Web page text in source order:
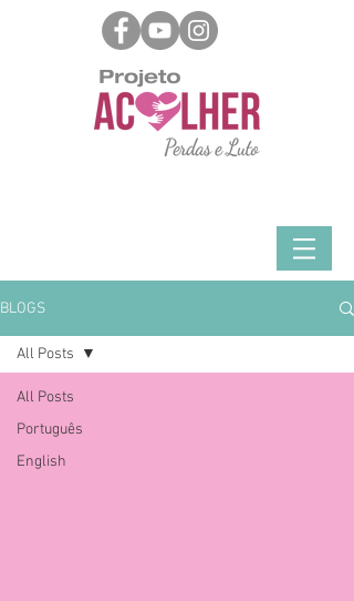
BLOGS
All Posts
Português
English
All Posts